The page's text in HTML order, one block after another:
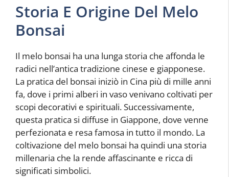
Storia E Origine Del Melo
Bonsai
Il melo bonsai ha una lunga storia che affonda le
radici nell’antica tradizione cinese e giapponese.
La pratica del bonsai iniziò in Cina più di mille anni
fa, dove i primi alberi in vaso venivano coltivati per
scopi decorativi e spirituali. Successivamente,
questa pratica si diffuse in Giappone, dove venne
perfezionata e resa famosa in tutto il mondo. La
coltivazione del melo bonsai ha quindi una storia
millenaria che la rende affascinante e ricca di
significati simbolici.